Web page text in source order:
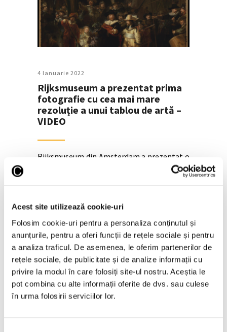
Acest site utilizează cookie-uri
Folosim cookie-uri pentru a personaliza conținutul și
anunțurile, pentru a oferi funcții de rețele sociale și pentru
a analiza traficul. De asemenea, le oferim partenerilor de
rețele sociale, de publicitate și de analize informații cu
privire la modul în care folosiți site-ul nostru. Aceștia le
pot combina cu alte informații oferite de dvs. sau culese
în urma folosirii serviciilor lor.
4 Ianuarie 2022
Rijksmuseum a prezentat prima
fotografie cu cea mai mare
rezoluție a unui tablou de artă –
VIDEO
Rijksmuseum din Amsterdam a prezentat o
fotografie de 717 pixeli a tabloului „Rondul
de noapte”, pictat de maestrul olandez
unei opere de artă. Distanța dintre doi pixeli
este de 5 micrometri (0,005 milimetri),
Continuă lectura >